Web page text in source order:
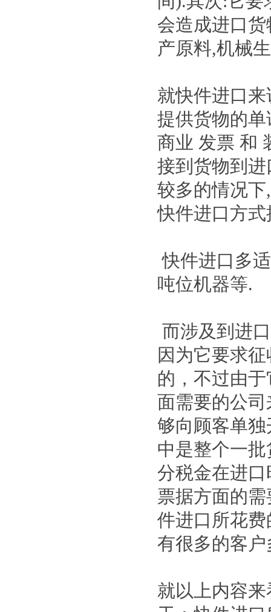
会造成进口
产原料,机械
就快件进口
提供货物的
商业 发票 和
接到货物到
较多的情况
快件进口方
快件进口多
吨位机器等.
而涉及到进
因为它要求
的，不过由
面需要的公
够向顾客单
中是整个一
分税金在进
票据方面的
件进口所花
有很多的客
就以上内容